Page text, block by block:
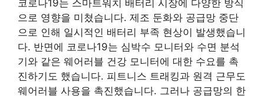
코로나19는 스마트워치 배터리 시장에 다양한 방식
으로 영향을 미쳤습니다. 제조 둔화와 공급망 중단
으로 인해 일시적인 배터리 부족 현상이 발생했습니
다. 반면에 코로나19는 심박수 모니터와 수면 분석
기와 같은 웨어러블 건강 모니터에 대한 수요를 촉
진하기도 했습니다. 피트니스 트래킹과 원격 근무도
웨어러블 사용을 촉진했습니다. 그러나 공급망의 한